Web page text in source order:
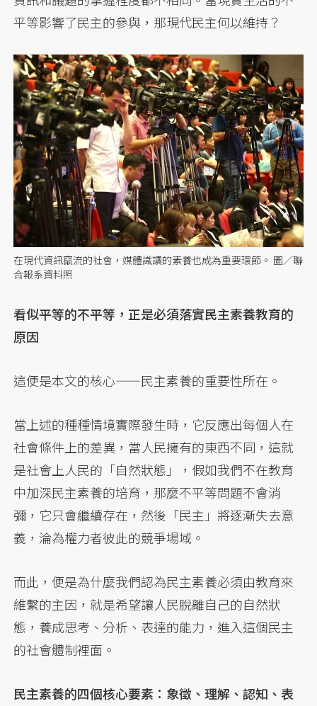
平等影響了民主的參與，那現代民主何以維持？
在現代資訊竄流的社會，媒體識讀的素養也成為重要環節。 圖／聯
合報系資料照
看似平等的不平等，正是必須落實民主素養教育的
原因
這便是本文的核心——民主素養的重要性所在。
當上述的種種情境實際發生時，它反應出每個人在
社會條件上的差異，當人民擁有的東西不同，這就
是社會上人民的「自然狀態」，假如我們不在教育
中加深民主素養的培育，那麼不平等問題不會消
彌，它只會繼續存在，然後「民主」將逐漸失去意
義，淪為權力者彼此的競爭場域。
而此，便是為什麼我們認為民主素養必須由教育來
維繫的主因，就是希望讓人民脫離自己的自然狀
態，養成思考、分析、表達的能力，進入這個民主
的社會體制裡面。
民主素養的四個核心要素：象徵、理解、認知、表